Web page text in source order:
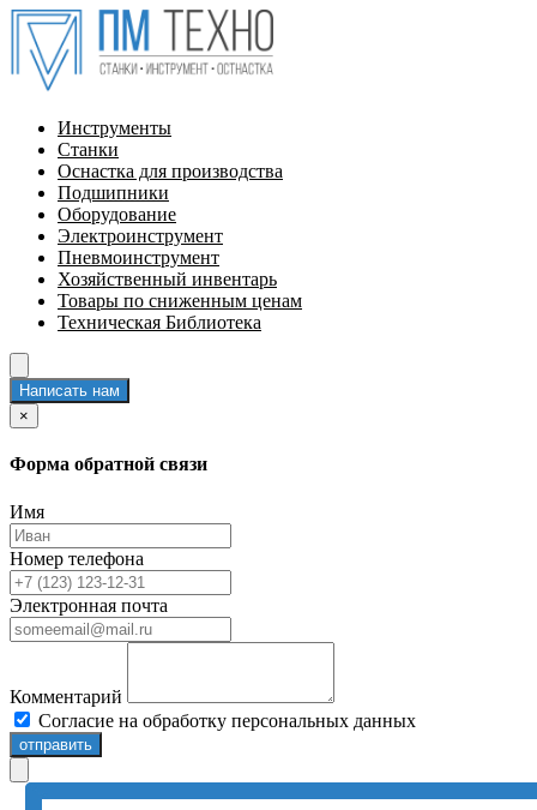
Инструменты
Станки
Оснастка для производства
Подшипники
Оборудование
Электроинструмент
Пневмоинструмент
Хозяйственный инвентарь
Товары по сниженным ценам
Техническая Библиотека
Написать нам
×
Форма обратной связи
Имя
Номер телефона
Электронная почта
Комментарий
Согласие на обработку персональных данных
отправить